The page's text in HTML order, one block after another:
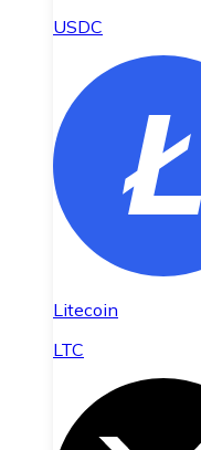
USDC
Litecoin
LTC